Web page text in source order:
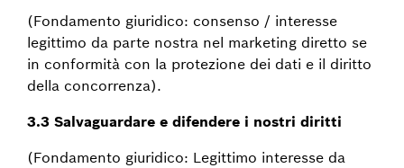
(Fondamento giuridico: consenso / interesse
legittimo da parte nostra nel marketing diretto se
in conformità con la protezione dei dati e il diritto
della concorrenza).
3.3 Salvaguardare e difendere i nostri diritti
(Fondamento giuridico: Legittimo interesse da